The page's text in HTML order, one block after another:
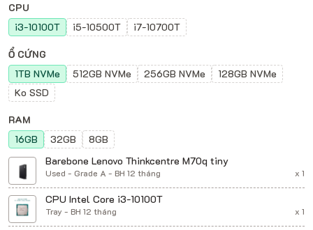
CPU
i3-10100T
i5-10500T i7-10700T
Ổ CỨNG
1TB NVMe
512GB NVMe 256GB NVMe
128GB NVMe
Ko SSD
RAM
16GB
32GB
8GB
Barebone Lenovo Thinkcentre M70q tiny
Used - Grade A - BH 12 tháng x 1
CPU Intel Core i3-10100T
Tray - BH 12 tháng x 1